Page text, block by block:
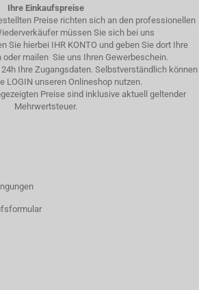
Ihre Einkaufspreise
Preise richten sich an den professionellen
müssen Sie sich bei uns
Sie hierbei IHR KONTO und geben Sie dort Ihre
oder mailen Sie uns Ihren Gewerbeschein.
Ihre Zugangsdaten. Selbstverständlich können
LOGIN unseren Onlineshop nutzen.
Preise sind inklusive aktuell geltender
Mehrwertsteuer.